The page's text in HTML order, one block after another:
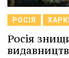
РОСІЯ
Росія